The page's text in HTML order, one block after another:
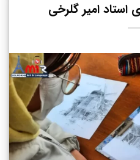
استاد امیر گلرخی